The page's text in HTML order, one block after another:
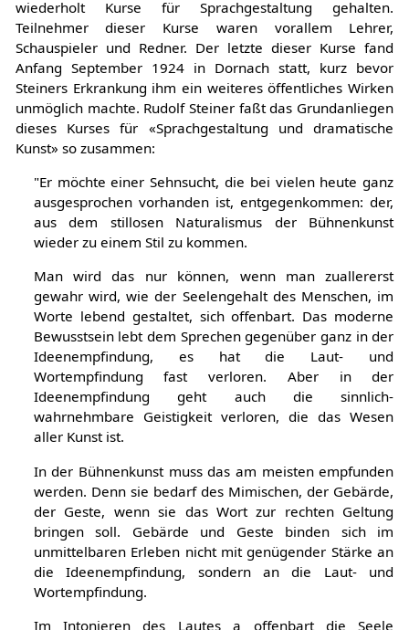
Gemeinsam mit Marie Steiner hat Rudolf Steiner
wiederholt Kurse für Sprachgestaltung gehalten.
Teilnehmer dieser Kurse waren vorallem Lehrer,
Schauspieler und Redner. Der letzte dieser Kurse fand
Anfang September 1924 in Dornach statt, kurz bevor
Steiners Erkrankung ihm ein weiteres öffentliches Wirken
unmöglich machte. Rudolf Steiner faßt das Grundanliegen
dieses Kurses für «Sprachgestaltung und dramatische
"Er möchte einer Sehnsucht, die bei vielen heute ganz
ausgesprochen vorhanden ist, entgegenkommen: der,
aus dem stillosen Naturalismus der Bühnenkunst
Man wird das nur können, wenn man zuallererst
gewahr wird, wie der Seelengehalt des Menschen, im
Worte lebend gestaltet, sich offenbart. Das moderne
Bewusstsein lebt dem Sprechen gegenüber ganz in der
Ideenempfindung, es hat die Laut- und
Wortempfindung fast verloren. Aber in der
Ideenempfindung geht auch die sinnlich-
wahrnehmbare Geistigkeit verloren, die das Wesen
In der Bühnenkunst muss das am meisten empfunden
werden. Denn sie bedarf des Mimischen, der Gebärde,
der Geste, wenn sie das Wort zur rechten Geltung
bringen soll. Gebärde und Geste binden sich im
unmittelbaren Erleben nicht mit genügender Stärke an
die Ideenempfindung, sondern an die Laut- und